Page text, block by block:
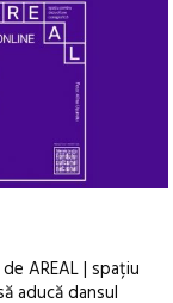
AREAL | spațiu
aducă dansul